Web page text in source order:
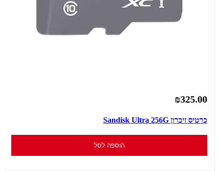
₪325.00
כרטיס זיכרון Sandisk Ultra 256G
הוספה לסל